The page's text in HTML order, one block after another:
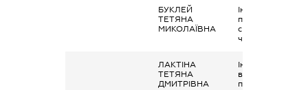
БУКЛЕЙ
ТЕТЯНА
МИКОЛАЇВНА
Інше, виплати
професійними
спілками своїм
членам
ЛАКТІНА
ТЕТЯНА
ДМИТРІВНА
Інше,
відшкодування
профсоюзу